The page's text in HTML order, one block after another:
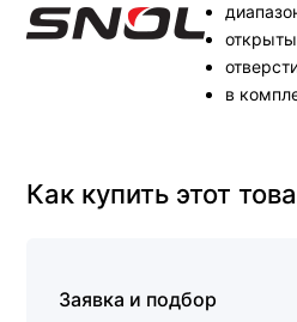
в
Как купить этот
Заявка и подбор